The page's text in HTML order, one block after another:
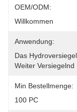
OEM/ODM:
Willkommen
Anwendung:
Das
Weiter Versiegelnd
Min Bestellmenge:
100 PC